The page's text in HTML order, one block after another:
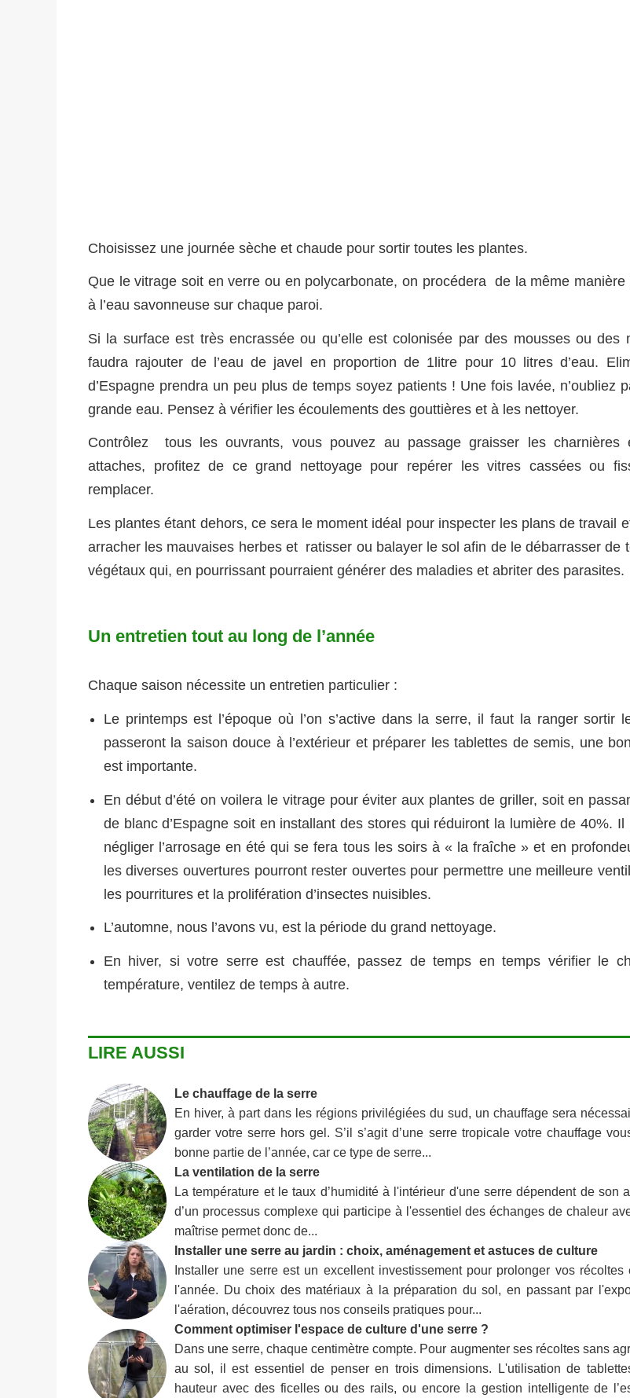
Choisissez une journée sèche et chaude pour sortir toutes les plantes.
Que le vitrage soit en verre ou en polycarbonate, on procédera de la même manière
à l’eau savonneuse sur chaque paroi.
Si la surface est très encrassée ou qu’elle est colonisée par des mousses ou des
faudra rajouter de l’eau de javel en proportion de 1litre pour 10 litres d’eau.
d’Espagne prendra un peu plus de temps soyez patients ! Une fois lavée, n’oubliez
grande eau. Pensez à vérifier les écoulements des gouttières et à les nettoyer.
Contrôlez tous les ouvrants, vous pouvez au passage graisser les charnières
attaches, profitez de ce grand nettoyage pour repérer les vitres cassées ou
remplacer.
Les plantes étant dehors, ce sera le moment idéal pour inspecter les plans de travail
arracher les mauvaises herbes et ratisser ou balayer le sol afin de le débarrasser de
végétaux qui, en pourrissant pourraient générer des maladies et abriter des parasites.
Un entretien tout au long de l’année
Chaque saison nécessite un entretien particulier :
Le printemps est l’époque où l’on s’active dans la serre, il faut la ranger sortir
passeront la saison douce à l’extérieur et préparer les tablettes de semis, une
est importante.
En début d’été on voilera le vitrage pour éviter aux plantes de griller, soit en
de blanc d’Espagne soit en installant des stores qui réduiront la lumière de 40%. Il
négliger l’arrosage en été qui se fera tous les soirs à « la fraîche » et en
les diverses ouvertures pourront rester ouvertes pour permettre une meilleure
les pourritures et la prolifération d’insectes nuisibles.
L’automne, nous l’avons vu, est la période du grand nettoyage.
En hiver, si votre serre est chauffée, passez de temps en temps vérifier le
température, ventilez de temps à autre.
LIRE AUSSI
Le chauffage de la serre
En hiver, à part dans les régions privilégiées du sud, un chauffage sera
garder votre serre hors gel. S’il s’agit d’une serre tropicale votre chauffage
bonne partie de l’année, car ce type de serre...
La ventilation de la serre
La température et le taux d’humidité à l'intérieur d'une serre dépendent de son
d’un processus complexe qui participe à l'essentiel des échanges de chaleur
maîtrise permet donc de...
Installer une serre au jardin : choix, aménagement et astuces de culture
Installer une serre est un excellent investissement pour prolonger vos récoltes
l'année. Du choix des matériaux à la préparation du sol, en passant par
l'aération, découvrez tous nos conseils pratiques pour...
Comment optimiser l'espace de culture d'une serre ?
Dans une serre, chaque centimètre compte. Pour augmenter ses récoltes sans
au sol, il est essentiel de penser en trois dimensions. L'utilisation de
hauteur avec des ficelles ou des rails, ou encore la gestion intelligente de